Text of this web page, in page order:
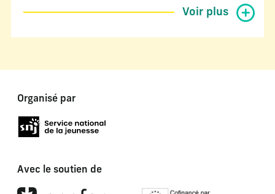
Voir plus
Organisé par
Avec le soutien de